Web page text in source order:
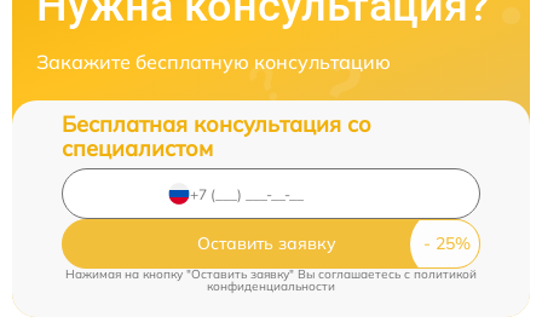
Закажите бесплатную консультацию
Бесплатная консультация со
специалистом
Оставить заявку
Нажимая на кнопку "Оставить заявку" Вы соглашаетесь cполитикой
конфиденциальности